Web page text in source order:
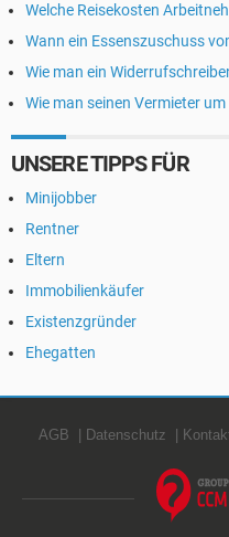
Welche Reisekosten
Wann ein Essenszuschuss
Wie man ein
Wie man seinen Vermieter
UNSERE TIPPS FÜR
Minijobber
Rentner
Eltern
Immobilienkäufer
Existenzgründer
Ehegatten
AGB Datenschutz